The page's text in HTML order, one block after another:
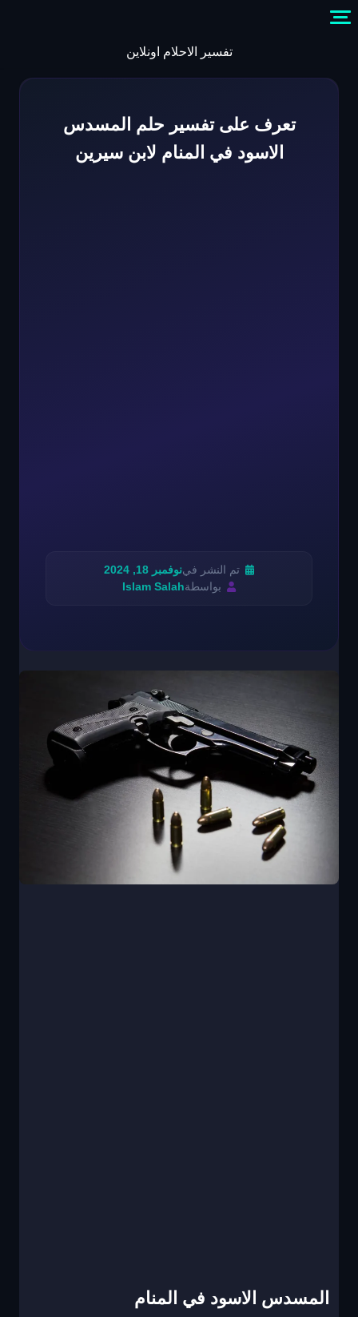
content
تفسير الاحلام اونلاين
تعرف على تفسير حلم المسدس
الاسود في المنام لابن سيرين
تم النشر فينوفمبر 18, 2024
بواسطةIslam Salah
المسدس الاسود في المنام